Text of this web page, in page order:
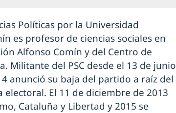
Políticas por la Universidad
es profesor de ciencias sociales en
Alfonso Comín y del Centro de
Militante del PSC desde el 13 de junio
anunció su baja del partido a raíz del
El 11 de diciembre de 2013
Cataluña y Libertad y 2015 se